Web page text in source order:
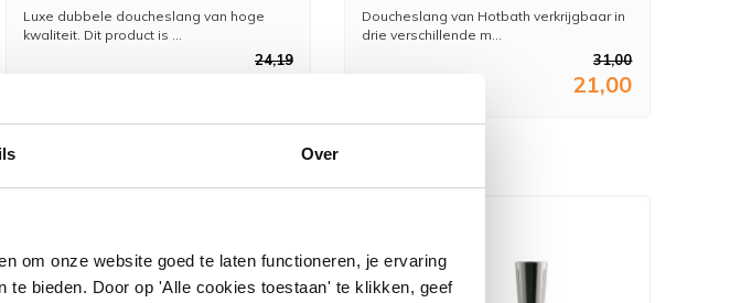
Over
om onze website goed te laten functioneren, je ervaring
te bieden. Door op 'Alle cookies toestaan' te klikken, geef
Luxe dubbele doucheslang van hoge
kwaliteit. Dit product is ...
24,19
Doucheslang van Hotbath verkrijgbaar in
drie verschillende m...
31,00
21,00